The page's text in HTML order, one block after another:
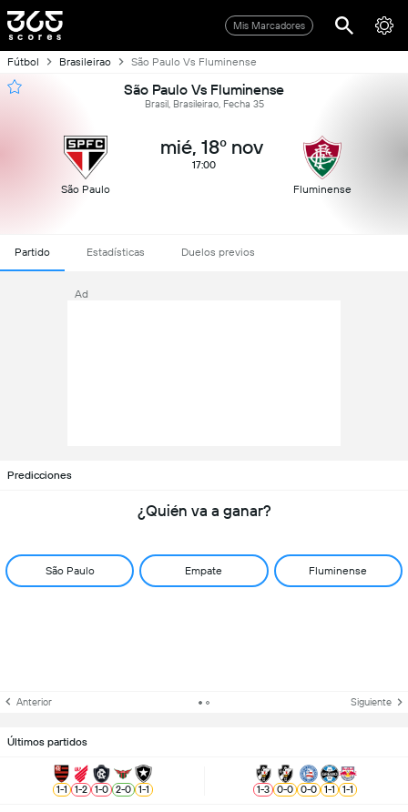
Mis Marcadores
Fútbol Brasileirao São Paulo Vs Fluminense
São Paulo Vs Fluminense
Brasil, Brasileirao, Fecha 35
São Paulo
mié, 18º nov
17:00
Fluminense
Partido Estadísticas Duelos previos
Ad
Predicciones
¿Quién va a ganar?
São Paulo Empate Fluminense
Anterior Siguiente
Últimos partidos
1-1 1-2 1-0 2-0 1-1 1-3 0-0 0-0 1-1 1-1